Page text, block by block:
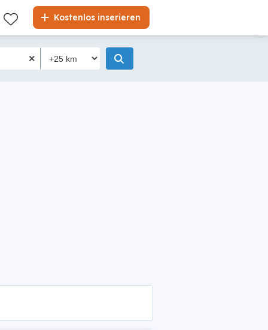
Kostenlos inserieren